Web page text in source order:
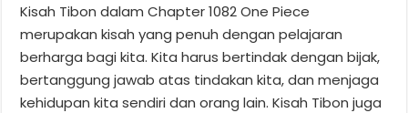
Kisah Tibon dalam Chapter 1082 One Piece
merupakan kisah yang penuh dengan pelajaran
berharga bagi kita. Kita harus bertindak dengan bijak,
bertanggung jawab atas tindakan kita, dan menjaga
kehidupan kita sendiri dan orang lain. Kisah Tibon juga